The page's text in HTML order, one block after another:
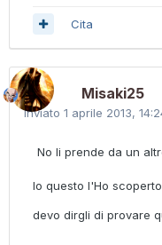
Cita
Misaki25
Inviato 1 aprile 2013,
No li prende da un
Io questo l'Ho
devo dirgli di provare